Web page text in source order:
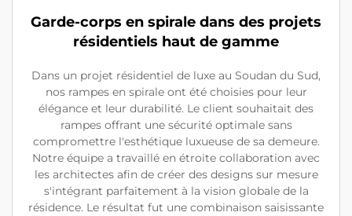
Garde-corps en spirale dans des projets
résidentiels haut de gamme
Dans un projet résidentiel de luxe au Soudan du Sud,
nos rampes en spirale ont été choisies pour leur
élégance et leur durabilité. Le client souhaitait des
rampes offrant une sécurité optimale sans
compromettre l'esthétique luxueuse de sa demeure.
Notre équipe a travaillé en étroite collaboration avec
les architectes afin de créer des designs sur mesure
s'intégrant parfaitement à la vision globale de la
résidence. Le résultat fut une combinaison saisissante